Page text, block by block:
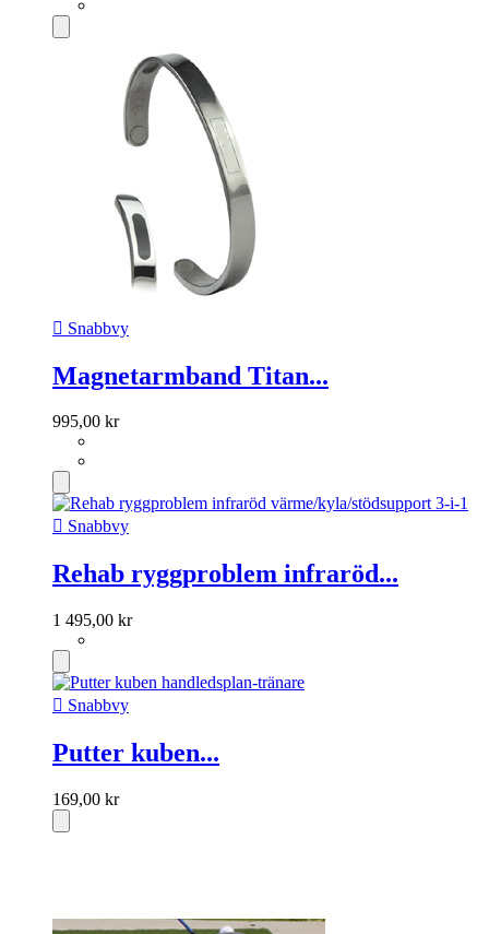
 Snabbvy
Magnetarmband Titan...
995,00 kr
 Snabbvy
Rehab ryggproblem infraröd...
1 495,00 kr
 Snabbvy
Putter kuben...
169,00 kr